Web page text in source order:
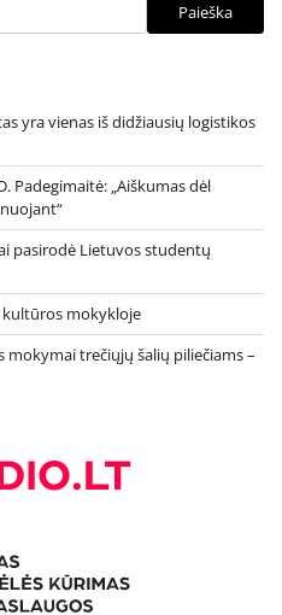
Paieška
yra vienas iš didžiausių logistikos
Padegimaitė: „Aiškumas dėl
pasirodė Lietuvos studentų
mokykloje
trečiųjų šalių piliečiams –